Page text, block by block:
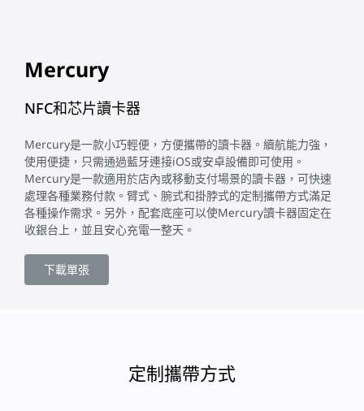
Mercury
NFC和芯片讀卡器
Mercury是一款小巧輕便，方便攜帶的讀卡器。續航能力強，
使用便捷，只需通過藍牙連接iOS或安卓設備即可使用。
Mercury是一款適用於店內或移動支付場景的讀卡器，可快速
處理各種業務付款。臂式、腕式和掛脖式的定制攜帶方式滿足
各種操作需求。另外，配套底座可以使Mercury讀卡器固定在
收銀台上，並且安心充電一整天。
下載單張
定制攜帶方式